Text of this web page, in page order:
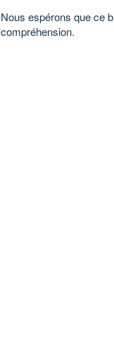
Nous espérons que ce
compréhension.